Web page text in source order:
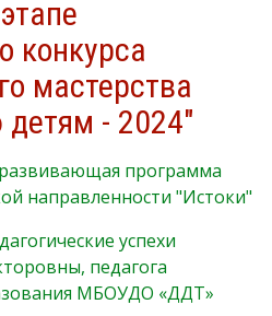
конкурса
мастерства
- 2024"
программа
направленности "Истоки"
успехи
педагога
МБОУДО «ДДТ»